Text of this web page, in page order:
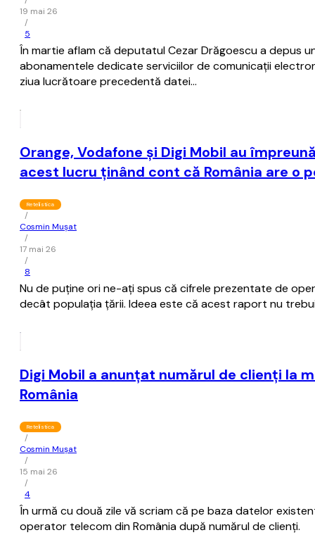
19 mai 26
/
5
În martie aflam că deputatul Cezar Drăgoescu a depus
abonamentele dedicate serviciilor de comunicaţii
ziua lucrătoare precedentă datei…
Orange, Vodafone şi Digi Mobil au
acest lucru ţinând cont că România are o
Retelistica
/
Cosmin Mușat
/
17 mai 26
/
8
Nu de puţine ori ne-aţi spus că cifrele prezentate de
decât populaţia ţării. Ideea este că acest raport nu
Digi Mobil a anunţat numărul de clienţi la
România
Retelistica
/
Cosmin Mușat
/
15 mai 26
/
4
În urmă cu două zile vă scriam că pe baza datelor
operator telecom din România după numărul de clienţi.